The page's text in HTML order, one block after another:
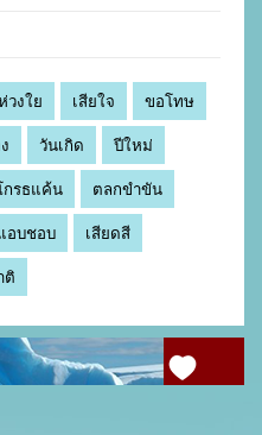
วงใย เสียใจ ขอโทษ
วันเกิด ปีใหม่
กรธแค้น ตลกขำขัน
อบชอบ เสียดสี
ติ